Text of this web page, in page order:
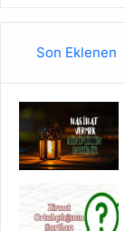
Son Eklenen